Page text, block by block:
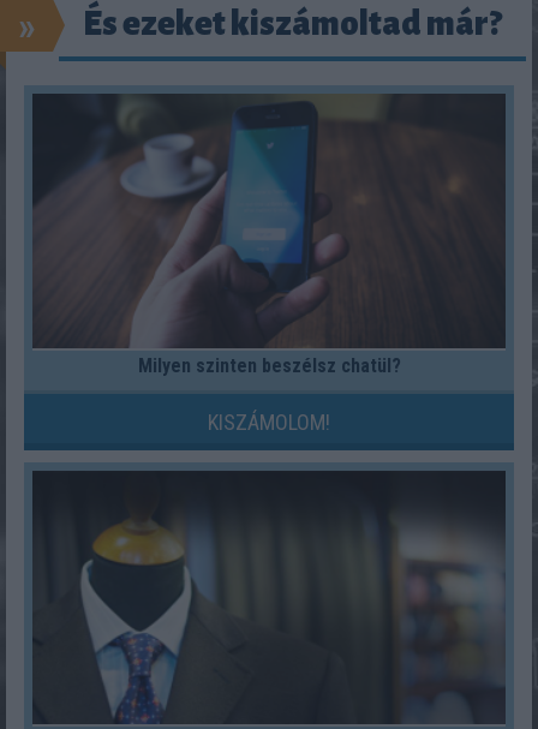
» És ezeket kiszámoltad már?
Milyen szinten beszélsz chatül?
KISZÁMOLOM!